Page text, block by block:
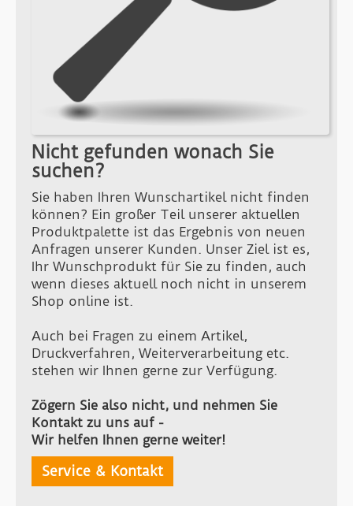
Nicht gefunden wonach Sie
suchen?
Sie haben Ihren Wunschartikel nicht finden
können? Ein großer Teil unserer aktuellen
Produktpalette ist das Ergebnis von neuen
Anfragen unserer Kunden. Unser Ziel ist es,
Ihr Wunschprodukt für Sie zu finden, auch
wenn dieses aktuell noch nicht in unserem
Shop online ist.
Auch bei Fragen zu einem Artikel,
Druckverfahren, Weiterverarbeitung etc.
stehen wir Ihnen gerne zur Verfügung.
Zögern Sie also nicht, und nehmen Sie
Kontakt zu uns auf -
Wir helfen Ihnen gerne weiter!
Service & Kontakt